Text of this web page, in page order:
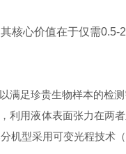
心价值在于仅需0.5-
珍贵生物样本的检测
用液体表面张力在两
型采用可变光程技